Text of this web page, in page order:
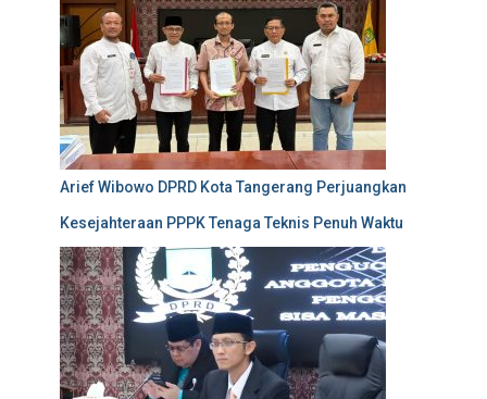
Arief Wibowo DPRD Kota Tangerang Perjuangkan
Kesejahteraan PPPK Tenaga Teknis Penuh Waktu